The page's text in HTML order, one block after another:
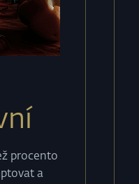
procento
a